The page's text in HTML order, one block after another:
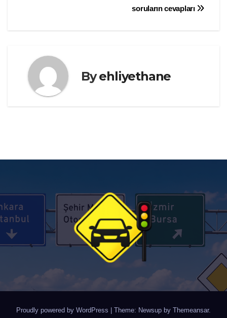
soruların cevapları
Byehliyethane
Proudly powered by WordPress Theme: Newsup by Themeansar.